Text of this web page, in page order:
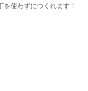
使わずにつくれます！